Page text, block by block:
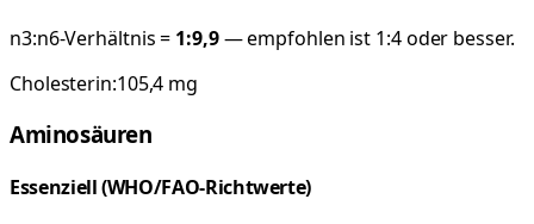
n3:n6-Verhältnis = 1:9,9— empfohlen ist 1:4 oder besser.
Cholesterin:105,4 mg
Aminosäuren
Essenziell (WHO/FAO-Richtwerte)